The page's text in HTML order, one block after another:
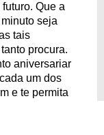
Que a
seja
tais
procura.
aniversariar
um dos
e te permita